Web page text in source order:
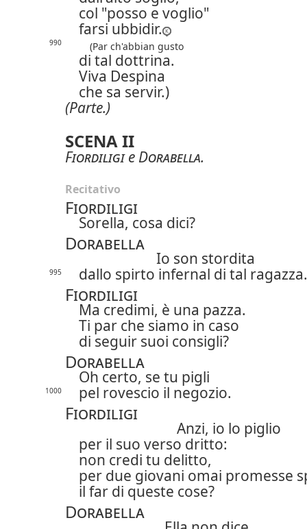
col "posso e voglio"
farsi ubbidir.
990 (Par ch'abbian gusto
di tal dottrina.
Viva Despina
che sa servir.)
(Parte.)
SCENA II
Fiordiligie Dorabella.
Recitativo
Fiordiligi
Sorella, cosa dici?
Dorabella
Io son stordita
995 dallo spirto infernal di tal ragazza.
Fiordiligi
Ma credimi, è una pazza.
Ti par che siamo in caso
di seguir suoi consigli?
Dorabella
Oh certo, se tu pigli
1000 pel rovescio il negozio.
Fiordiligi
Anzi, io lo piglio
per il suo verso dritto:
non credi tu delitto,
per due giovani omai promesse
il far di queste cose?
Dorabella